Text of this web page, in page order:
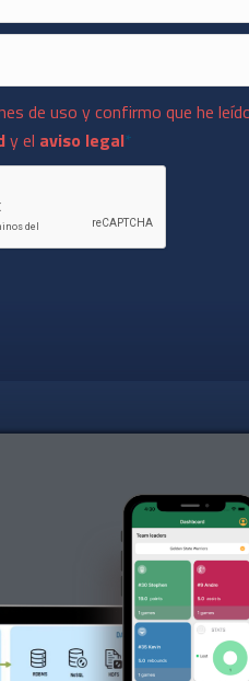
de uso y confirmo que he
y el aviso legal*